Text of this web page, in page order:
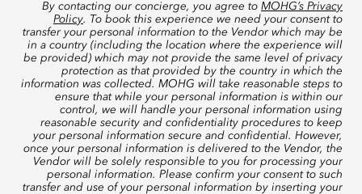
By contacting our concierge, you agree to MOHG’s Privacy
Policy. To book this experience we need your consent to
transfer your personal information to the Vendor which may be
in a country (including the location where the experience will
be provided) which may not provide the same level of privacy
protection as that provided by the country in which the
information was collected. MOHG will take reasonable steps to
ensure that while your personal information is within our
control, we will handle your personal information using
reasonable security and confidentiality procedures to keep
your personal information secure and confidential. However,
once your personal information is delivered to the Vendor, the
Vendor will be solely responsible to you for processing your
personal information. Please confirm your consent to such
transfer and use of your personal information by inserting your